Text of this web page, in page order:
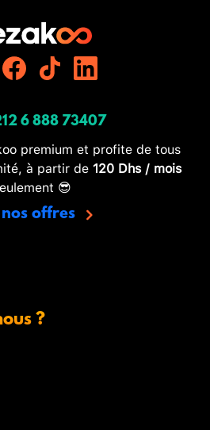
6 888 73407
premium et profite de tous
à partir de 120 Dhs / mois
😎
offres
?